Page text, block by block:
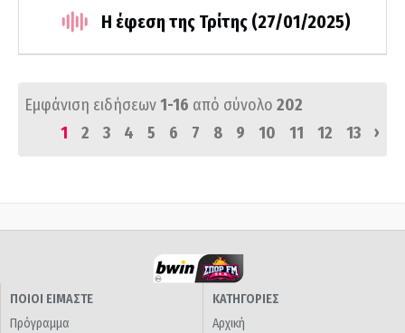
Η έφεση της Τρίτης (27/01/2025)
Εμφάνιση ειδήσεων1-16 από σύνολο 202
1
2 3 4 5 6 7 8 9 10 11 12 13 ›
ΠΟΙΟΙ ΕΙΜΑΣΤΕ
Πρόγραμμα
ΚΑΤΗΓΟΡΙΕΣ
Αρχική